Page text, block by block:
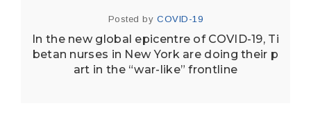
Posted byCOVID-19
In the new global epicentre of COVID-19, Ti
betan nurses in New York are doing their p
art in the “war-like” frontline